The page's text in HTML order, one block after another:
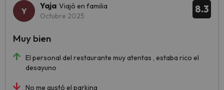
8.3
Yaja Viajó en familia
Octubre 2025
El personal del restaurante muy atentas , estaba rico el
desayuno
No me gustó el parking
Muy bien